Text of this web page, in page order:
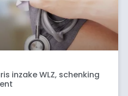
inzake WLZ, schenking